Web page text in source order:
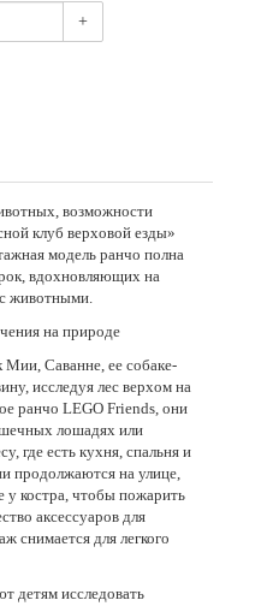
+
возможности
клуб верховой езды»
модель ранчо полна
вдохновляющих на
животными.
на природе
Мии, Саванне, ее собаке-
исследуя лес верхом на
ранчо LEGO Friends, они
лошадях или
где есть кухня, спальня и
продолжаются на улице,
у костра, чтобы пожарить
аксессуаров для
снимается для легкого
детям исследовать